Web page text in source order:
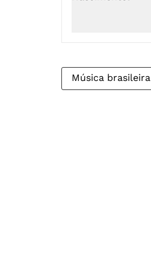
Música brasileira